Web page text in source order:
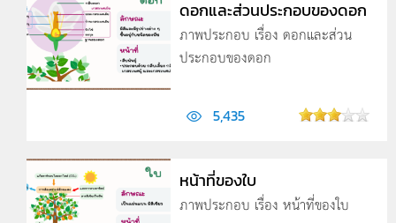
ดอกและส่วนประกอบของดอก
ภาพประกอบ เรื่อง ดอกและส่วน
ประกอบของดอก
5,435
หน้าที่ของใบ
ภาพประกอบ เรื่อง หน้าที่ของใบ